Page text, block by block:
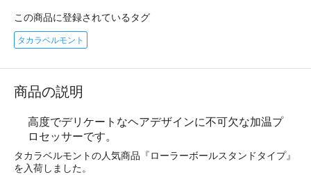
この商品に登録されているタグ
タカラベルモント
商品の説明
高度でデリケートなヘアデザインに不可欠な加温プ
ロセッサーです。
タカラベルモントの人気商品『ローラーボールスタンドタイプ』
を入荷しました。